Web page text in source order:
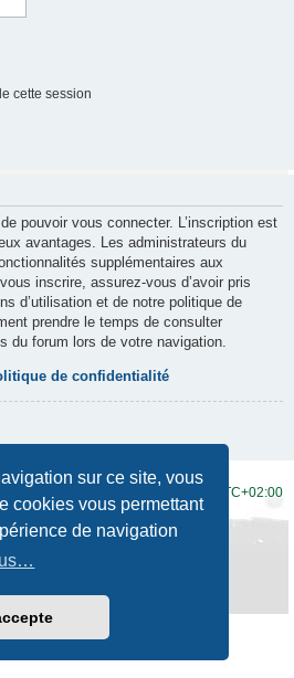
sur ce site, vous
cookies vous permettant
de navigation
cette session
pouvoir vous connecter. L’inscription est
avantages. Les administrateurs du
supplémentaires aux
inscrire, assurez-vous d’avoir pris
d’utilisation et de notre politique de
prendre le temps de consulter
du forum lors de votre navigation.
de confidentialité
UTC+02:00
® Forum Software © phpBB Limited
française officielle
New Edition
|Conditions